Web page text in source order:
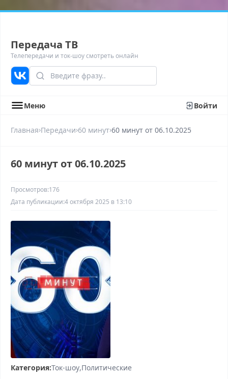
Передача ТВ
Телепередачи и ток-шоу смотреть онлайн
Меню Войти
Главная›Передачи›60 минут›60 минyт от 06.10.2025
60 минyт от 06.10.2025
Просмотров:176
Дата публикации:4 октября 2025 в 13:10
Категория:Ток-шоу Политические